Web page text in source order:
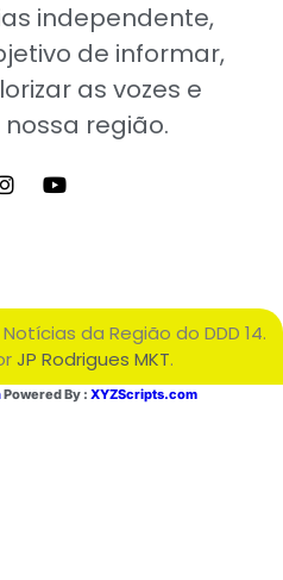
independente,
de informar,
as vozes e
região.
da Região do DDD 14.
JP Rodrigues MKT.
Powered By : XYZScripts.com